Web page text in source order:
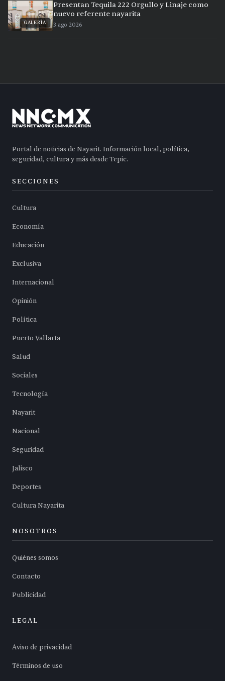
GALERÍA
Presentan Tequila 222 Orgullo y Linaje como
nuevo referente nayarita
3 ago 2026
Portal de noticias de Nayarit. Información local, política,
seguridad, cultura y más desde Tepic.
SECCIONES
Cultura
Economía
Educación
Exclusiva
Internacional
Opinión
Política
Puerto Vallarta
Salud
Sociales
Tecnología
Nayarit
Nacional
Seguridad
Jalisco
Deportes
Cultura Nayarita
NOSOTROS
Quiénes somos
Contacto
Publicidad
LEGAL
Aviso de privacidad
Términos de uso